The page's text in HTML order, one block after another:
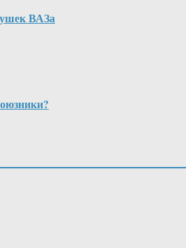
ВАЗа